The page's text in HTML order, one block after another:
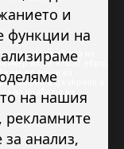
на правата на
на 89 978.50 евро,
по линия на
проекта е да укрепи и
на правата на
и
функции на
на нашия
рекламните
анализ,